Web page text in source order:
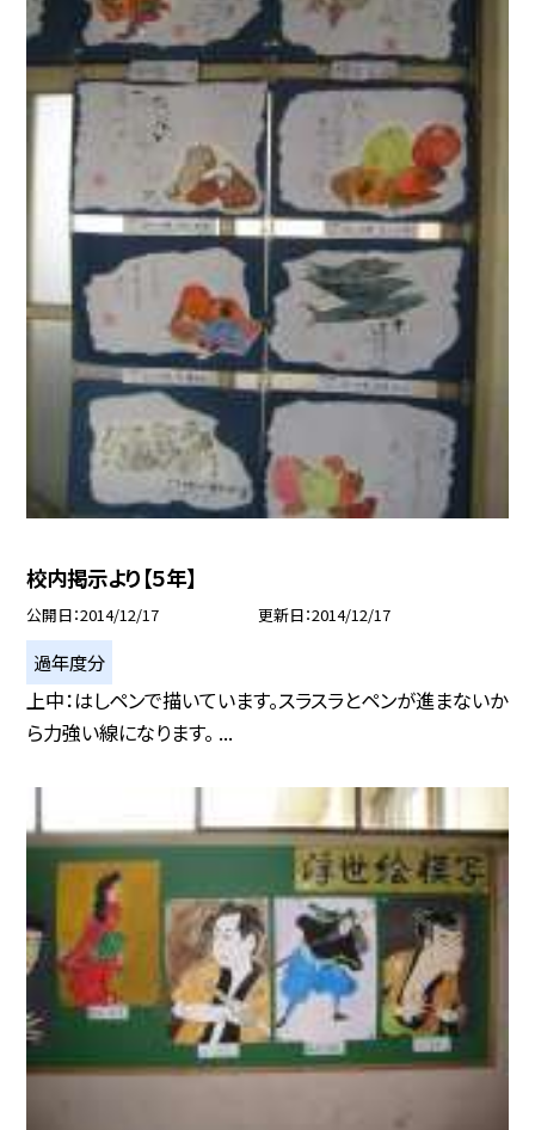
校内掲示より【５年】
公開日 2014/12/17 更新日 2014/12/17
過年度分
上中：はしペンで描いています。スラスラとペンが進まないか
ら力強い線になります。 ...